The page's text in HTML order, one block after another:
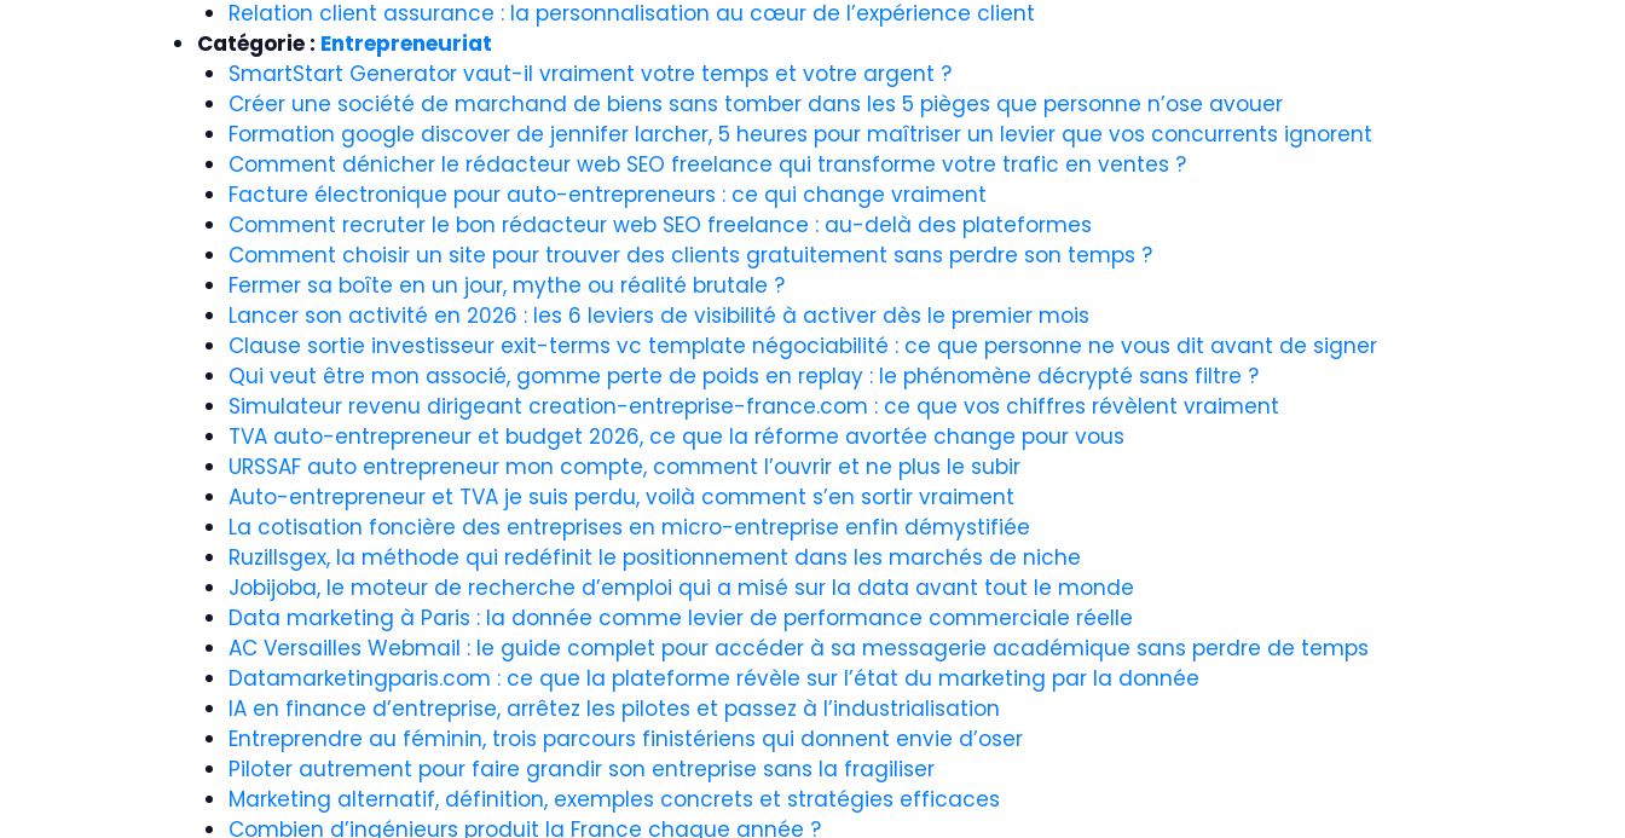
Relation client assurance : la personnalisation au cœur de l’expérience client
Catégorie : Entrepreneuriat
SmartStart Generator vaut-il vraiment votre temps et votre argent ?
Créer une société de marchand de biens sans tomber dans les 5 pièges que personne n’ose avouer
Formation google discover de jennifer larcher, 5 heures pour maîtriser un levier que vos concurrents ignorent
Comment dénicher le rédacteur web SEO freelance qui transforme votre trafic en ventes ?
Facture électronique pour auto-entrepreneurs : ce qui change vraiment
Comment recruter le bon rédacteur web SEO freelance : au-delà des plateformes
Comment choisir un site pour trouver des clients gratuitement sans perdre son temps ?
Fermer sa boîte en un jour, mythe ou réalité brutale ?
Lancer son activité en 2026 : les 6 leviers de visibilité à activer dès le premier mois
Clause sortie investisseur exit-terms vc template négociabilité : ce que personne ne vous dit avant de signer
Qui veut être mon associé, gomme perte de poids en replay : le phénomène décrypté sans filtre ?
Simulateur revenu dirigeant creation-entreprise-france.com : ce que vos chiffres révèlent vraiment
TVA auto-entrepreneur et budget 2026, ce que la réforme avortée change pour vous
URSSAF auto entrepreneur mon compte, comment l’ouvrir et ne plus le subir
Auto-entrepreneur et TVA je suis perdu, voilà comment s’en sortir vraiment
La cotisation foncière des entreprises en micro-entreprise enfin démystifiée
Ruzillsgex, la méthode qui redéfinit le positionnement dans les marchés de niche
Jobijoba, le moteur de recherche d’emploi qui a misé sur la data avant tout le monde
Data marketing à Paris : la donnée comme levier de performance commerciale réelle
AC Versailles Webmail : le guide complet pour accéder à sa messagerie académique sans perdre de temps
Datamarketingparis.com : ce que la plateforme révèle sur l’état du marketing par la donnée
IA en finance d’entreprise, arrêtez les pilotes et passez à l’industrialisation
Entreprendre au féminin, trois parcours finistériens qui donnent envie d’oser
Piloter autrement pour faire grandir son entreprise sans la fragiliser
Marketing alternatif, définition, exemples concrets et stratégies efficaces
Combien d’ingénieurs produit la France chaque année ?